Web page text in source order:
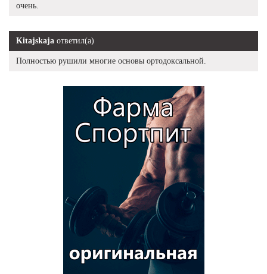
очень.
Kitajskaja ответил(а)
Полностью рушили многие основы ортодоксальной.